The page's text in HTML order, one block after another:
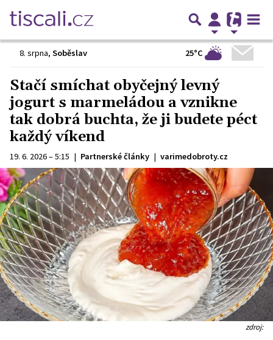
8. srpna, Soběslav 25°C
Stačí smíchat obyčejný levný
jogurt s marmeládou a vznikne
tak dobrá buchta, že ji budete péct
každý víkend
19. 6. 2026 – 5:15 | Partnerské články | varimedobroty.cz
zdroj: